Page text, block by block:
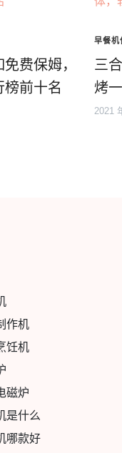
费保姆，
榜前十名
早餐机
三
烤
2021
作机
饪机
磁炉
是什么
哪款好